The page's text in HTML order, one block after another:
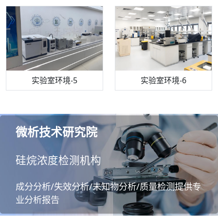
实验室环境-5 实验室环境-6
机构质检技术员-5 机构质检技术员-6
气相色谱仪 万能力学试验仪
微析技术研究院
硅烷浓度检测机构
成分分析/失效分析/未知物分析/质量检测提供专
业分析报告